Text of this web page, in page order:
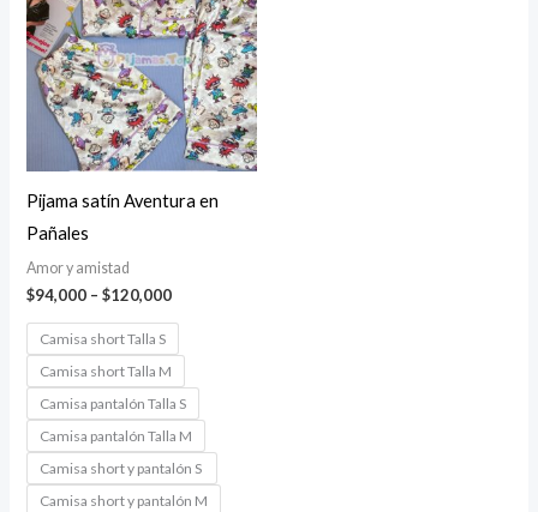
Pijama satín Aventura en
Pañales
Amor y amistad
$94,000 – $120,000Price
through
Camisa short Talla S
Camisa short Talla M
Camisa pantalón Talla S
Camisa pantalón Talla M
Camisa short y pantalón S
Camisa short y pantalón M